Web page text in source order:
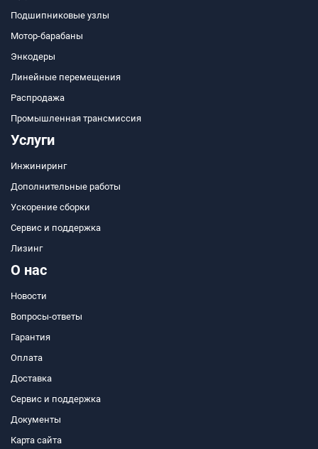
Подшипниковые узлы
Мотор-барабаны
Энкодеры
Линейные перемещения
Распродажа
Промышленная трансмиссия
Услуги
Инжиниринг
Дополнительные работы
Ускорение сборки
Сервис и поддержка
Лизинг
О нас
Новости
Вопросы-ответы
Гарантия
Оплата
Доставка
Сервис и поддержка
Документы
Карта сайта